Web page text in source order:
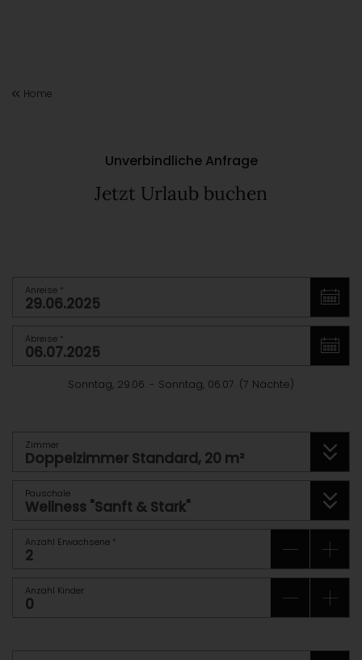
Home
Unverbindliche Anfrage
Jetzt Urlaub buchen
Anreise *
Abreise *
Sonntag, 29.06. - Sonntag, 06.07. (7 Nächte)
Zimmer
Pauschale
Anzahl Erwachsene *
Anzahl Kinder